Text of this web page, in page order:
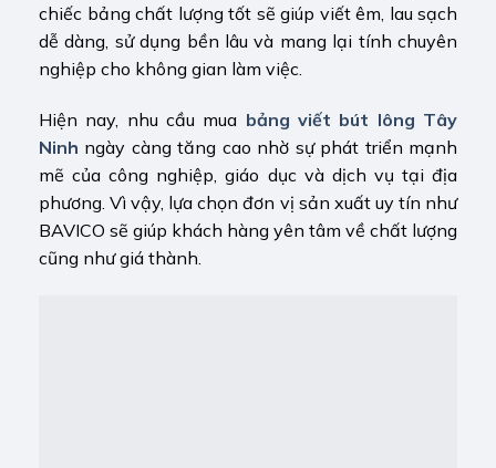
chiếc bảng chất lượng tốt sẽ giúp viết êm, lau sạch
dễ dàng, sử dụng bền lâu và mang lại tính chuyên
nghiệp cho không gian làm việc.
Hiện nay, nhu cầu mua bảng viết bút lông Tây
Ninh ngày càng tăng cao nhờ sự phát triển mạnh
mẽ của công nghiệp, giáo dục và dịch vụ tại địa
phương. Vì vậy, lựa chọn đơn vị sản xuất uy tín như
BAVICO sẽ giúp khách hàng yên tâm về chất lượng
cũng như giá thành.